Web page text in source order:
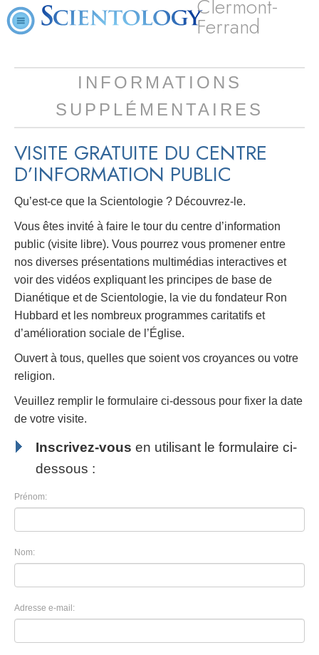
Clermont-
Ferrand
INFORMATIONS
SUPPLÉMENTAIRES
VISITE GRATUITE DU CENTRE
D’INFORMATION PUBLIC
Qu’est-ce que la Scientologie ? Découvrez-le.
Vous êtes invité à faire le tour du centre d’information
public (visite libre). Vous pourrez vous promener entre
nos diverses présentations multimédias interactives et
voir des vidéos expliquant les principes de base de
Dianétique et de Scientologie, la vie du fondateur Ron
Hubbard et les nombreux programmes caritatifs et
d’amélioration sociale de l’Église.
Ouvert à tous, quelles que soient vos croyances ou votre
religion.
Veuillez remplir le formulaire ci-dessous pour fixer la date
de votre visite.
Inscrivez-vous en utilisant le formulaire ci-
dessous :
Prénom:
Nom:
Adresse e-mail: